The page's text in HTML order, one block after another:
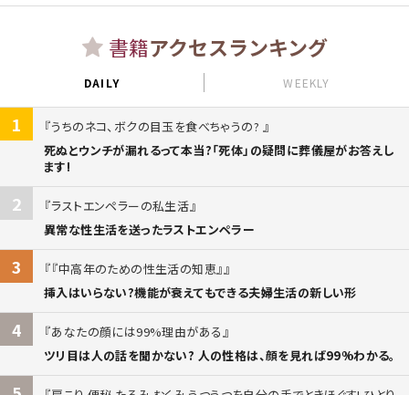
書籍アクセスランキング
DAILY WEEKLY
1
うちのネコ、ボクの目玉を食べちゃうの?
死ぬとウンチが漏れるって本当?「死体」の疑問に葬儀屋がお答えし
ます!
2
ラストエンペラーの私生活
異常な性生活を送ったラストエンペラー
3
『中高年のための性生活の知恵』
挿入はいらない?機能が衰えてもできる夫婦生活の新しい形
4
あなたの顔には99%理由がある
ツリ目は人の話を聞かない? 人の性格は、顔を見れば99%わかる。